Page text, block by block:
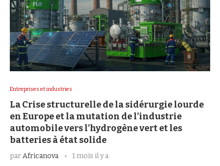
Entreprises et industries
La Crise structurelle de la sidérurgie lourde
en Europe et la mutation de l’industrie
automobile vers l’hydrogène vert et les
batteries à état solide
parAfricanova 1 mois il y a